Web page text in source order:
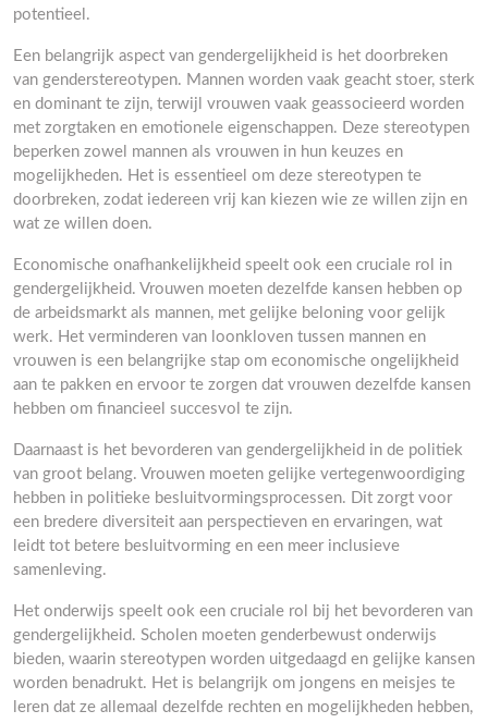
potentieel.
Een belangrijk aspect van gendergelijkheid is het doorbreken
van genderstereotypen. Mannen worden vaak geacht stoer, sterk
en dominant te zijn, terwijl vrouwen vaak geassocieerd worden
met zorgtaken en emotionele eigenschappen. Deze stereotypen
beperken zowel mannen als vrouwen in hun keuzes en
mogelijkheden. Het is essentieel om deze stereotypen te
doorbreken, zodat iedereen vrij kan kiezen wie ze willen zijn en
wat ze willen doen.
Economische onafhankelijkheid speelt ook een cruciale rol in
gendergelijkheid. Vrouwen moeten dezelfde kansen hebben op
de arbeidsmarkt als mannen, met gelijke beloning voor gelijk
werk. Het verminderen van loonkloven tussen mannen en
vrouwen is een belangrijke stap om economische ongelijkheid
aan te pakken en ervoor te zorgen dat vrouwen dezelfde kansen
hebben om financieel succesvol te zijn.
Daarnaast is het bevorderen van gendergelijkheid in de politiek
van groot belang. Vrouwen moeten gelijke vertegenwoordiging
hebben in politieke besluitvormingsprocessen. Dit zorgt voor
een bredere diversiteit aan perspectieven en ervaringen, wat
leidt tot betere besluitvorming en een meer inclusieve
samenleving.
Het onderwijs speelt ook een cruciale rol bij het bevorderen van
gendergelijkheid. Scholen moeten genderbewust onderwijs
bieden, waarin stereotypen worden uitgedaagd en gelijke kansen
worden benadrukt. Het is belangrijk om jongens en meisjes te
leren dat ze allemaal dezelfde rechten en mogelijkheden hebben,